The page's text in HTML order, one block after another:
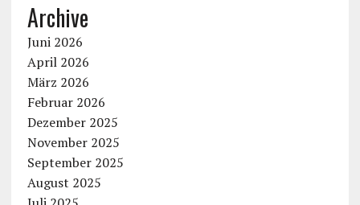
Archive
Juni 2026
April 2026
März 2026
Februar 2026
Dezember 2025
November 2025
September 2025
August 2025